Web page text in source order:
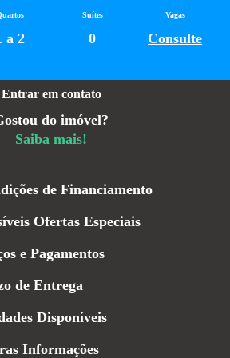
Entrar em contato
do imóvel?
Saiba mais!
de Financiamento
Ofertas Especiais
e Pagamentos
de Entrega
Disponíveis
Informações
a 2
Suítes
0
Vagas
Consulte